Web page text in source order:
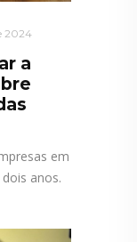
2024
a
em
anos.